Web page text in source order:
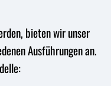
bieten wir unser
Ausführungen an.